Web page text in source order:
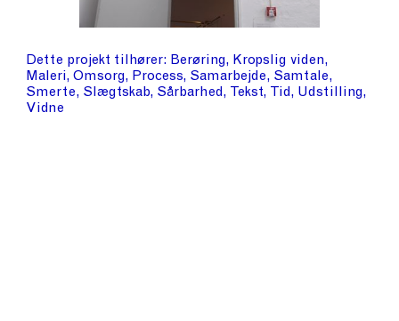
Dette projekt tilhører Berøring
Kropslig viden
Maleri Omsorg Process Samarbejde
Samtale
Smerte
Slægtskab Sårbarhed Tekst Tid
Udstilling
Vidne